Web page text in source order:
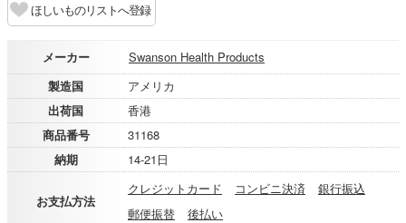
ほしいものリストへ登録
メーカー
Swanson Health Products
製造国
アメリカ
出荷国
香港
商品番号
31168
納期
14-21日
お支払方法
クレジットカード コンビニ決済
銀行振込
郵便振替
後払い